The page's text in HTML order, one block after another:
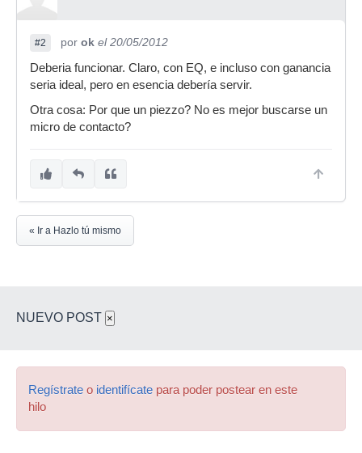
#2 por ok el 20/05/2012
Deberia funcionar. Claro, con EQ, e incluso con ganancia
seria ideal, pero en esencia debería servir.
Otra cosa: Por que un piezzo? No es mejor buscarse un
micro de contacto?
« Ir a Hazlo tú mismo
NUEVO POST ×
Regístrate o identifícate para poder postear en este
hilo